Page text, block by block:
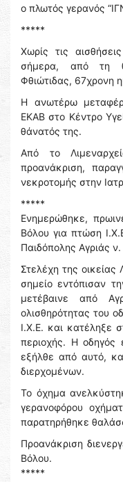
ο πλωτός γερανός
*****
Χωρίς τις
σήμερα, από τη
Φθιώτιδας, 67χρονη
Η ανωτέρω
ΕΚΑΒ στο Κέντρο
θάνατός της.
Από το
προανάκριση,
νεκροτομής στην
*****
Ενημερώθηκε,
Βόλου για πτώση
Παιδόπολης Αγριάς
Στελέχη της
σημείο εντόπισαν
μετέβαινε από
ολισθηρότητας του
Ι.Χ.Ε. και κατέληξε
περιοχής. Η οδηγός
εξήλθε από αυτό,
διερχομένων.
Το όχημα
γερανοφόρου
παρατηρήθηκε
Προανάκριση
Βόλου.
*****